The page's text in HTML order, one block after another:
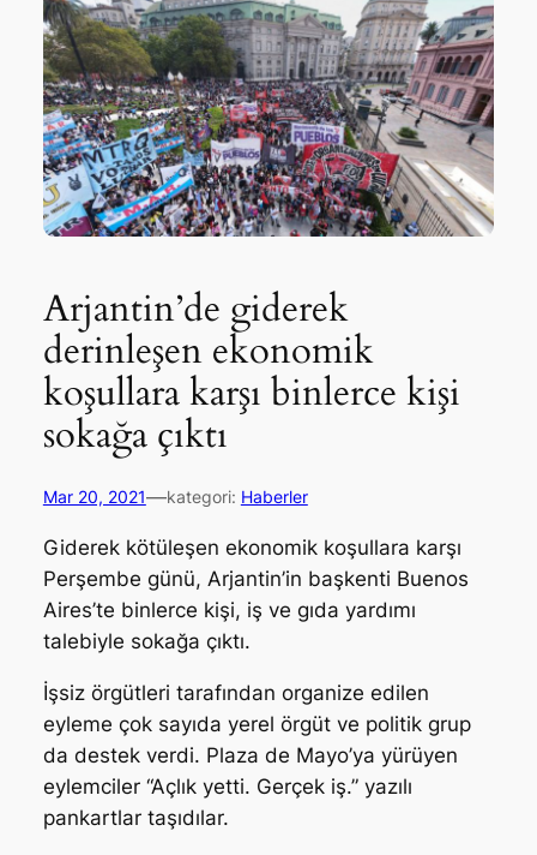
Arjantin’de giderek
derinleşen ekonomik
koşullara karşı binlerce kişi
sokağa çıktı
Mar 20, 2021—kategori: Haberler
Giderek kötüleşen ekonomik koşullara karşı
Perşembe günü, Arjantin’in başkenti Buenos
Aires’te binlerce kişi, iş ve gıda yardımı
talebiyle sokağa çıktı.
İşsiz örgütleri tarafından organize edilen
eyleme çok sayıda yerel örgüt ve politik grup
da destek verdi. Plaza de Mayo’ya yürüyen
eylemciler “Açlık yetti. Gerçek iş.” yazılı
pankartlar taşıdılar.